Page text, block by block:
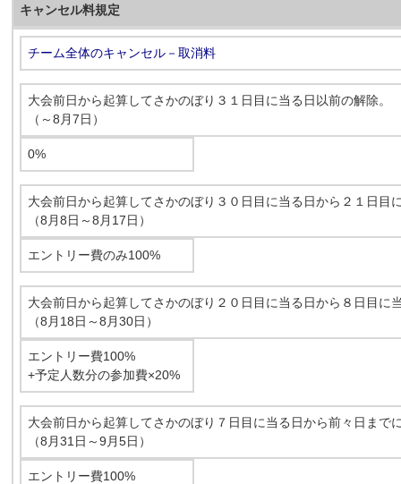
キャンセル料規定
チーム全体のキャンセル－取消料
大会前日から起算してさかのぼり３１日目に当る日以前の解除。
（～8月7日）
0%
大会前日から起算してさかのぼり３０日目に当る日から２１日目
（8月8日～8月17日）
エントリー費のみ100%
大会前日から起算してさかのぼり２０日目に当る日から８日目に
（8月18日～8月30日）
エントリー費100%
+予定人数分の参加費×20%
大会前日から起算してさかのぼり７日目に当る日から前々日まで
（8月31日～9月5日）
エントリー費100%